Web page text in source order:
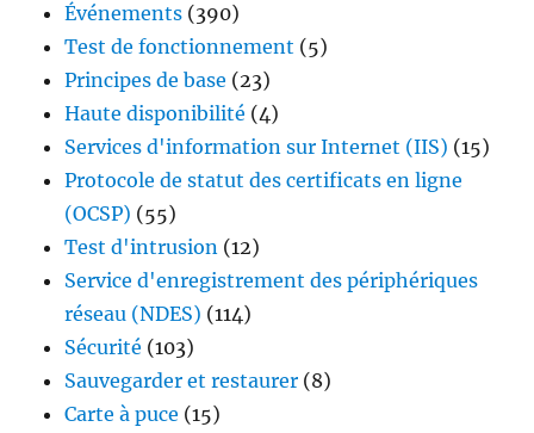
Événements (390)
Test de fonctionnement (5)
Principes de base (23)
Haute disponibilité (4)
Services d'information sur Internet (IIS) (15)
Protocole de statut des certificats en ligne
(OCSP) (55)
Test d'intrusion (12)
Service d'enregistrement des périphériques
réseau (NDES) (114)
Sécurité (103)
Sauvegarder et restaurer (8)
Carte à puce (15)